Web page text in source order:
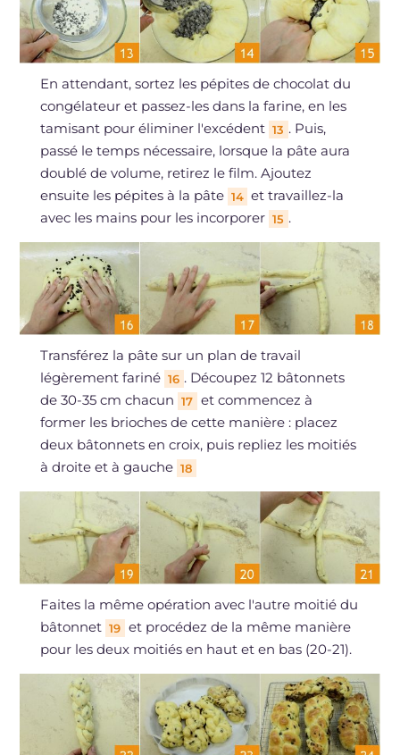
En attendant, sortez les pépites de chocolat du
congélateur et passez-les dans la farine, en les
tamisant pour éliminer l'excédent 13 . Puis,
passé le temps nécessaire, lorsque la pâte aura
doublé de volume, retirez le film. Ajoutez
ensuite les pépites à la pâte 14 et travaillez-la
avec les mains pour les incorporer 15 .
Transférez la pâte sur un plan de travail
légèrement fariné 16 . Découpez 12 bâtonnets
de 30-35 cm chacun 17 et commencez à
former les brioches de cette manière : placez
deux bâtonnets en croix, puis repliez les moitiés
à droite et à gauche 18
Faites la même opération avec l'autre moitié du
bâtonnet 19 et procédez de la même manière
pour les deux moitiés en haut et en bas (20-21).